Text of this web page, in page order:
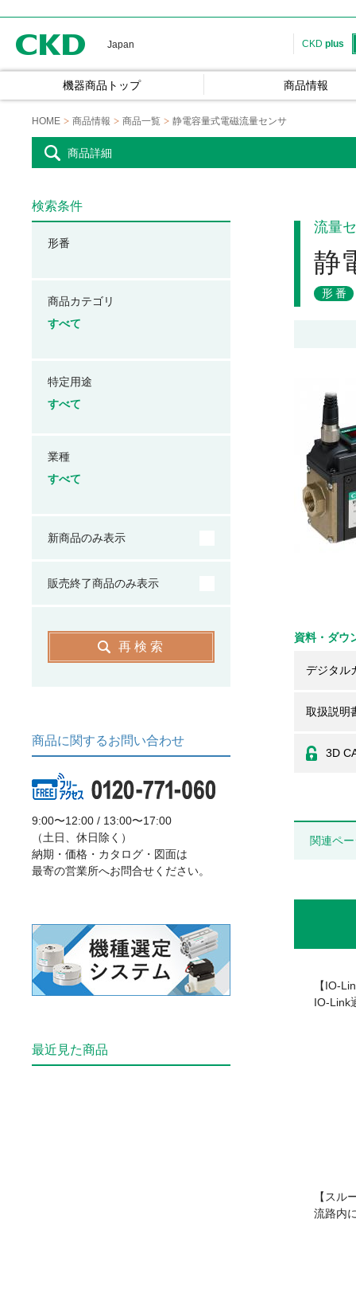
Japan CKD plus
機器商品トップ 商品情報
HOME 商品情報 商品一覧 静電容量式電磁流量センサ
商品詳細
流量
静
形番
資料・ダウ
デジタル
取扱説明
3D
関連ペ
【IO-
IO-Link
【スル
流路内
検索条件
形番
商品カテゴリ
すべて
特定用途
すべて
業種
すべて
新商品のみ表示
販売終了商品のみ表示
再検索
商品に関するお問い合わせ
9:00〜12:00 / 13:00〜17:00
（土日、休日除く）
納期・価格・カタログ・図面は
最寄の営業所へお問合せください。
最近見た商品